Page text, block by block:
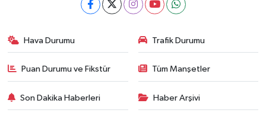
Hava Durumu Trafik Durumu
Puan Durumu ve Fikstür Tüm Manşetler
Son Dakika Haberleri Haber Arşivi